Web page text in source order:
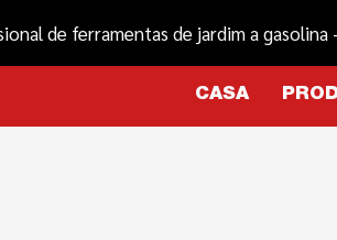
de ferramentas de jardim a gasolina
CASA